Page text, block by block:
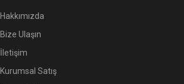
Hakkımızda
Bize Ulaşın
İletişim
Kurumsal Satış